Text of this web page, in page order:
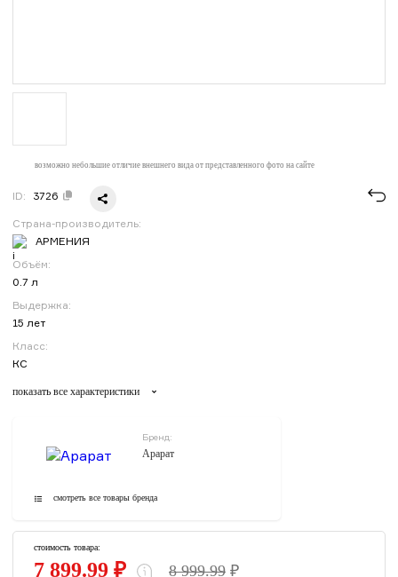
возможно небольшие отличие внешнего вида от представленного фото на сайте
ID: 3726
Страна-производитель:
АРМЕНИЯ
Объём:
0.7 л
Выдержка:
15 лет
Класс:
КС
показать все характеристики
Бренд:
Арарат
смотреть все товары бренда
стоимость товара:
7 899.99 ₽ 8 999.99 ₽